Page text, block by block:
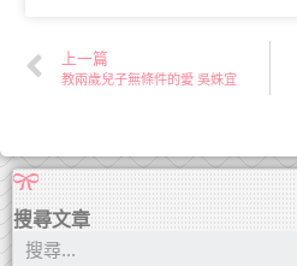
上一篇
教兩歲兒子無條件的愛 吳姝宜
搜尋文章